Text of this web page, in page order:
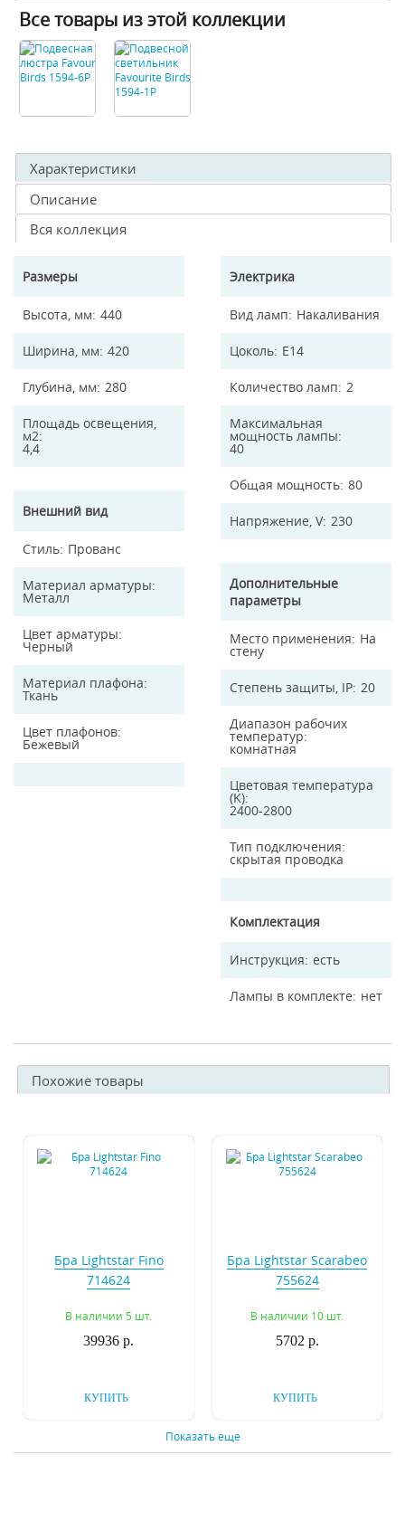
Все товары из этой коллекции
Характеристики
Описание
Вся коллекция
Размеры
Высота, мм 440
Ширина, мм 420
Глубина, мм 280
Площадь освещения,
м2
4,4
Внешний вид
Стиль Прованс
Материал арматуры
Металл
Цвет арматуры
Черный
Материал плафона
Ткань
Цвет плафонов
Бежевый
Электрика
Вид ламп Накаливания
Цоколь E14
Количество ламп 2
Максимальная
мощность лампы
40
Общая мощность 80
Напряжение, V 230
Дополнительные
параметры
Место применения На
стену
Степень защиты, IP 20
Диапазон рабочих
температур
комнатная
Цветовая температура
(K)
2400-2800
Тип подключения
скрытая проводка
Комплектация
Инструкция есть
Лампы в комплекте нет
Похожие товары
Бра Lightstar Fino
714624
В наличии 5 шт.
39936 р.
КУПИТЬ
Бра Lightstar Scarabeo
755624
В наличии 10 шт.
5702 р.
КУПИТЬ
Показать еще